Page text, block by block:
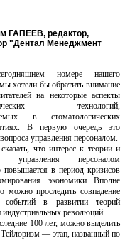
ГАПЕЕВ, редактор,
"Дентал Менеджмент
номере нашего
хотели бы обратить внимание
на некоторые аспекты
технологий,
в стоматологических
В первую очередь это
вопроса управления персоналом.
что интерес к теории и
управления персоналом
повышается в период кризисов
экономики Вполне
можно проследить совпадение
событий в развитии теорий
индустриальных революций
100 лет, можно выделить
— этап, названный по